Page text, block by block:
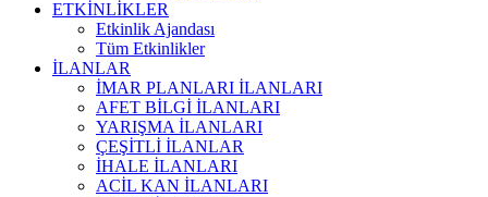
ETKİNLİKLER
Etkinlik Ajandası
Tüm Etkinlikler
İLANLAR
İMAR PLANLARI İLANLARI
AFET BİLGİ İLANLARI
YARIŞMA İLANLARI
ÇEŞİTLİ İLANLAR
İHALE İLANLARI
ACİL KAN İLANLARI